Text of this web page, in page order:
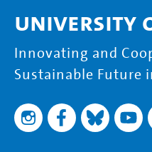
University
Innovating and
Sustainable Future